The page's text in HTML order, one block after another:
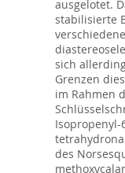
ausgelotet.
stabilisierte
sich
Grenzen
im Rahmen
Isopropenyl-
des